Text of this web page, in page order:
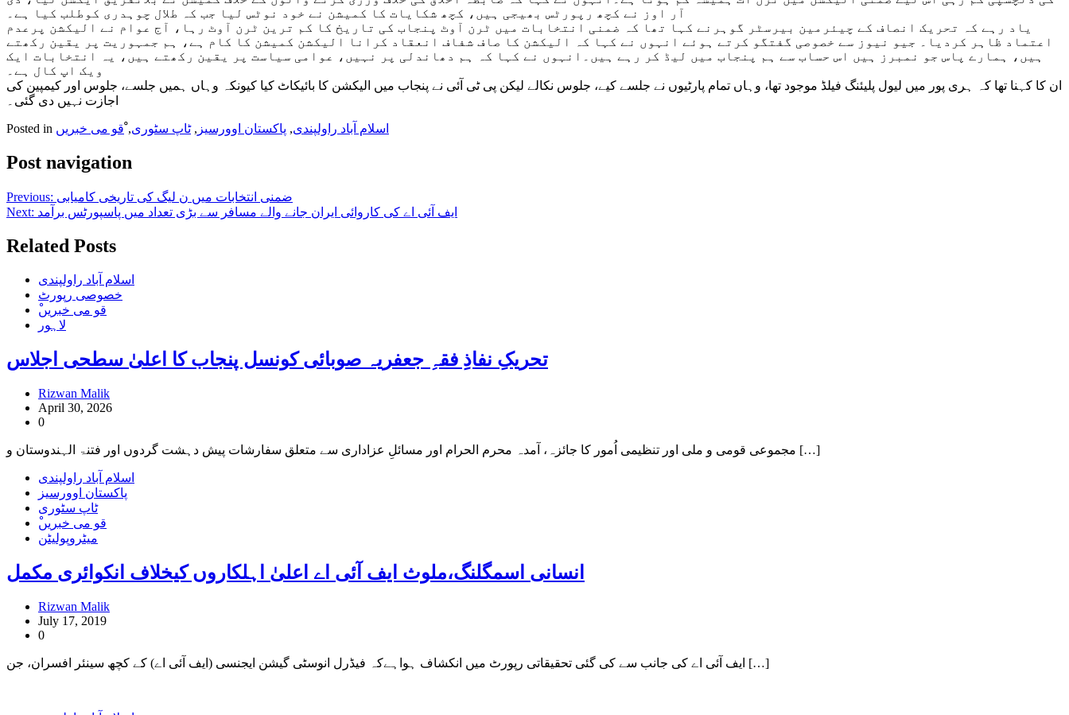
آر اوز نے کچھ رپورٹس بھیجی ہیں، کچھ شکایات کا کمیشن نے خود نوٹس لیا جب کہ طلال چوہدری کوطلب کیا ہے۔
یاد رہے کہ تحریک انصاف کے چیئرمین بیرسٹر گوہرنے کہا تھا کہ ضمنی انتخابات میں ٹرن آوٹ پنجاب کی تاریخ کا کم ترین ٹرن آوٹ رہا، آج عوام نے الیکشن پرعدم
اعتماد ظاہر کردیا۔ جیو نیوز سے خصوصی گفتگو کرتے ہوئے انہوں نے کہا کہ الیکشن کا صاف شفاف انعقاد کرانا الیکشن کمیشن کا کام ہے، ہم جمہوریت پر یقین رکھتے
ہیں، ہمارے پاس جو نمبرز ہیں اس حساب سے ہم پنجاب میں لیڈ کر رہے ہیں۔انہوں نے کہا کہ ہم دھاندلی پر نہیں، عوامی سیاست پر یقین رکھتے ہیں، یہ انتخابات ایک
ویک اپ کال ہے۔
ان کا کہنا تھا کہ ہری پور میں لیول پلیئنگ فیلڈ موجود تھا، وہاں تمام پارٹیوں نے جلسے کیے، جلوس نکالے لیکن پی ٹی آئی نے پنجاب میں الیکشن کا بائیکاٹ کیا کیونکہ وہاں ہمیں جلسے، جلوس اور کیمپین کی
اجازت نہیں دی گئی۔
Posted in اسلام آباد راولپندی, پاکستان اوورسیز ,ٹاپ سٹوری,ْقو می خبریں
Post navigation
Previous: ضمنی انتخابات میں ن لیگ کی تاریخی کامیابی
Next: ایف آئی اے کی کاروائی ایران جانے والے مسافر سے بڑی تعداد میں پاسپورٹس برآمد
Related Posts
اسلام آباد راولپندی
خصوصی رپورٹ
ْقو می خبریں
لاہور
تحریکِ نفاذِ فقہِ جعفریہ صوبائی کونسل پنجاب کا اعلیٰ سطحی اجلاس
Rizwan Malik
April 30, 2026
0
مجموعی قومی و ملی اور تنظیمی اُمور کا جائزہ، آمدہ محرم الحرام اور مسائلِ عزاداری سے متعلق سفارشات پیش دہشت گردوں اور فتنۃ الہندوستان و […]
اسلام آباد راولپندی
پاکستان اوورسیز
ٹاپ سٹوری
ْقو می خبریں
میٹروپولیٹن
انسانی اسمگلنگ،ملوث ایف آئی اے اعلیٰ اہلکاروں کیخلاف انکوائری مکمل
Rizwan Malik
July 17, 2019
0
ایف آئی اے کی جانب سے کی گئی تحقیقاتی رپورٹ میں انکشاف ہواہےکہ فیڈرل انوسٹی گیشن ایجنسی (ایف آئی اے) کے کچھ سینئر افسران، جن […]